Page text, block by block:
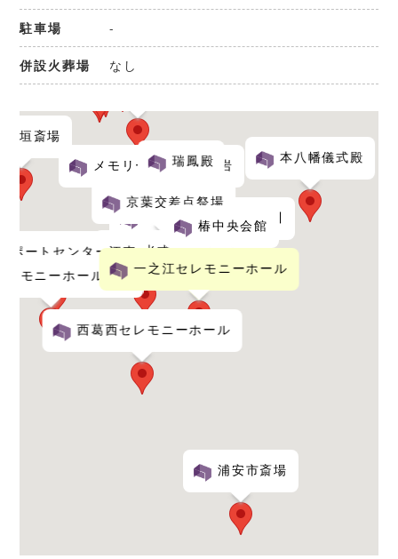
駐車場 -
併設火葬場 なし
青戸セレモニーホール
メモリーホーム新小岩
一之江セレモニーホール
四ツ木お花茶屋会館
やすらぎホール江戸川
瑞鳳殿 本八幡儀式殿
稲垣斎場
京葉交差点祭場
想送庵カノン
愛光式典
ポートセンター江東
レモニーホール鈴木
西葛西セレモニーホール
椿中央会館
浦安市斎場